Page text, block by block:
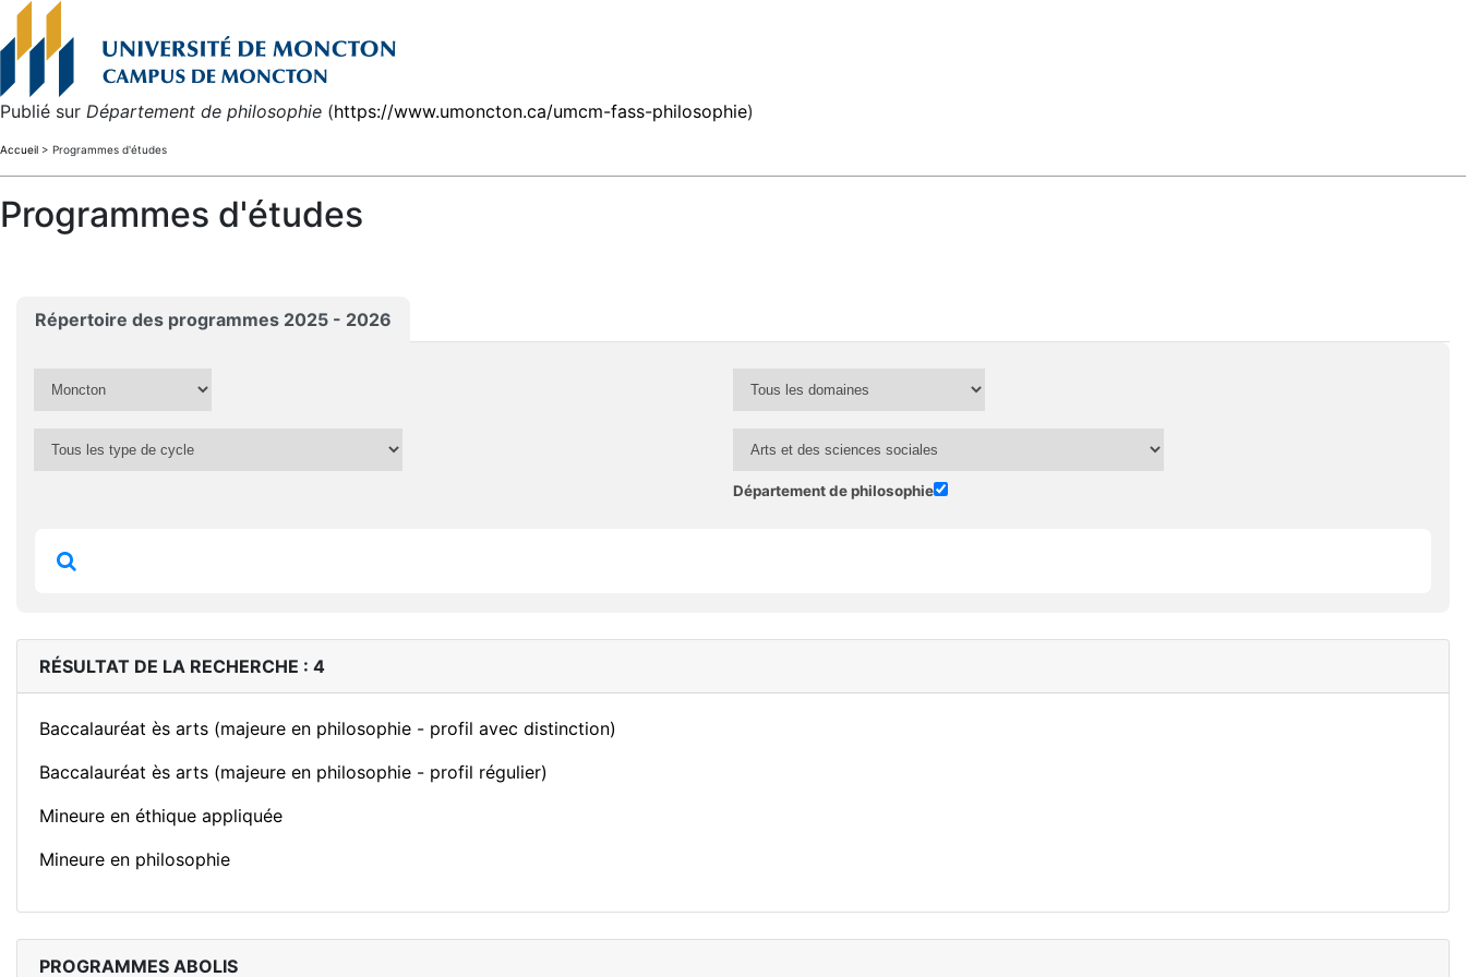
Publié sur Département de philosophie (https://www.umoncton.ca/umcm-fass-philosophie)
Accueil > Programmes d'études
Programmes d'études
Répertoire des programmes 2025 - 2026
Département de philosophie
RÉSULTAT DE LA RECHERCHE : 4
Baccalauréat ès arts (majeure en philosophie - profil avec distinction)
Baccalauréat ès arts (majeure en philosophie - profil régulier)
Mineure en éthique appliquée
Mineure en philosophie
PROGRAMMES ABOLIS